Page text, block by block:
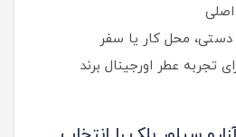
محل کار یا سفر
تجربه عطر اورجینال برند